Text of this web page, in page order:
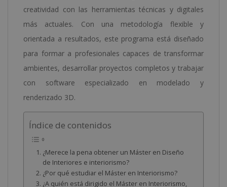
creatividad con las herramientas técnicas y digitales
más actuales. Con una metodología flexible y
orientada a resultados, este programa está diseñado
para formar a profesionales capaces de transformar
ambientes, desarrollar proyectos completos y trabajar
con software especializado en modelado y
renderizado 3D.
Índice de contenidos
¿Merece la pena obtener un Máster en Diseño
de Interiores e interiorismo?
¿Por qué estudiar el Máster en Interiorismo?
¿A quién está dirigido el Máster en Interiorismo,